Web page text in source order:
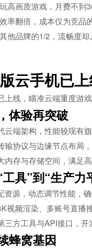
高画质游戏，月费不到
率翻倍，成本仅为竞品
他品牌的1/2，流畅度
云手机已
线，瞄准云端重度游
体验再突破
云端架构，性能较现有
协议与边缘节点布局
存与存储空间，满足高
具”到“生产力
源，动态调节性能，确
视频渲染、多账号直播
方工具与API接口，开
蜂窝基因